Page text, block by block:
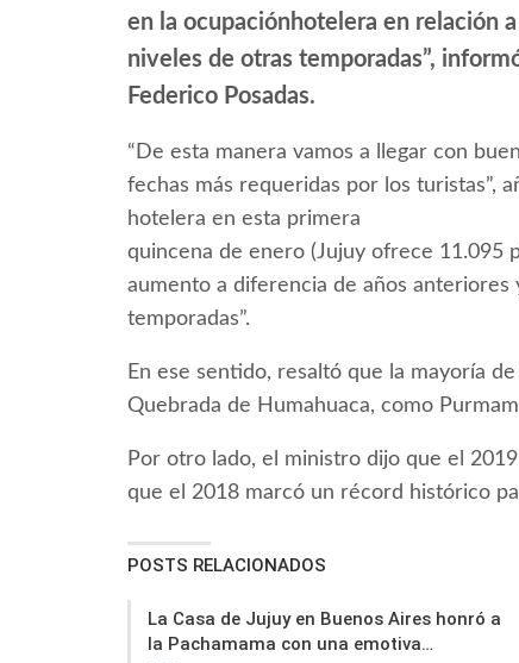
en la ocupaciónhotelera en relación
niveles de otras temporadas”,
Federico Posadas.
“De esta manera vamos a llegar con
fechas más requeridas por los turistas”,
hotelera en esta primera
quincena de enero (Jujuy ofrece 11.095
aumento a diferencia de años anteriores
temporadas”.
En ese sentido, resaltó que la mayoría
Quebrada de Humahuaca, como
Por otro lado, el ministro dijo que el
que el 2018 marcó un récord histórico
POSTS RELACIONADOS
La Casa de Jujuy en Buenos Aires honró a
la Pachamama con una emotiva…